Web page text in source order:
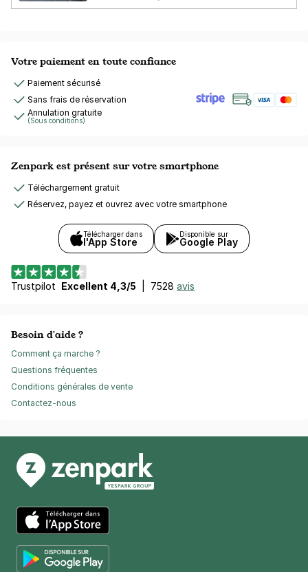
Votre paiement en toute confiance
Paiement sécurisé
Sans frais de réservation
Annulation gratuite
(Sous conditions)
Zenpark est présent sur votre smartphone
Téléchargement gratuit
Réservez, payez et ouvrez avec votre smartphone
Télécharger dans
l'App Store
Disponible sur
Google Play
Trustpilot Excellent 4,3/5 7528 avis
Besoin d'aide ?
Comment ça marche ?
Questions fréquentes
Conditions générales de vente
Contactez-nous
App Store